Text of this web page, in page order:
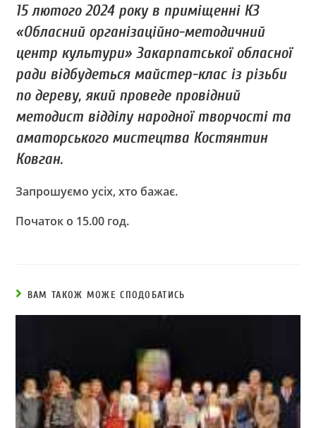
15 лютого 2024 року в приміщенні КЗ
«Обласний організаційно-методичний
центр культури» Закарпатської обласної
ради відбудеться майстер-клас із різьби
по дереву, який проведе провідний
методист відділу народної творчості та
аматорського мистецтва Костянтин
Ковган.
Запрошуємо усіх, хто бажає.
Початок о 15.00 год.
ВАМ ТАКОЖ МОЖЕ СПОДОБАТИСЬ